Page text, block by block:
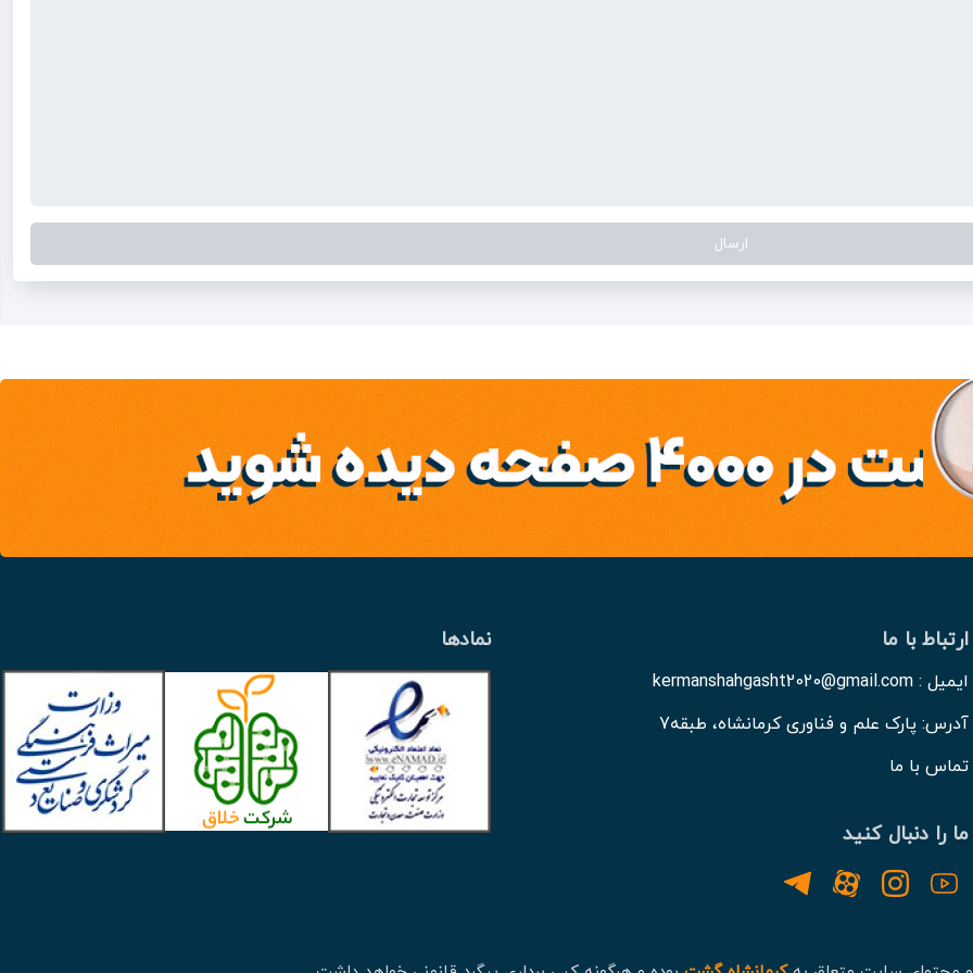
ارتباط با ما
ایمیل : kermanshahgasht2020@gmail.com
آدرس: پارک علم و فناوری کرمانشاه، طبقه7
تماس با ما
ما را دنبال کنید
نمادها